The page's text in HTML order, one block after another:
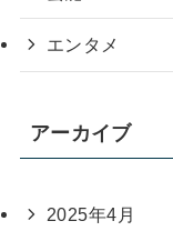
エンタメ
アーカイブ
2025年4月